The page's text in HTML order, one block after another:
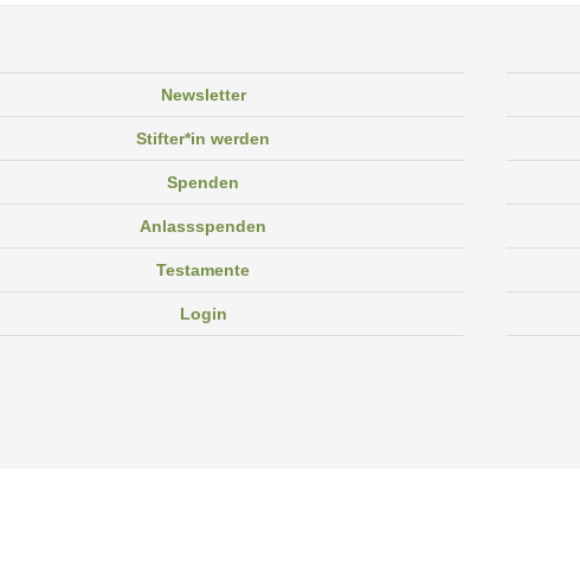
Newsletter
Stifter*in werden
Spenden
Anlassspenden
Testamente
Login